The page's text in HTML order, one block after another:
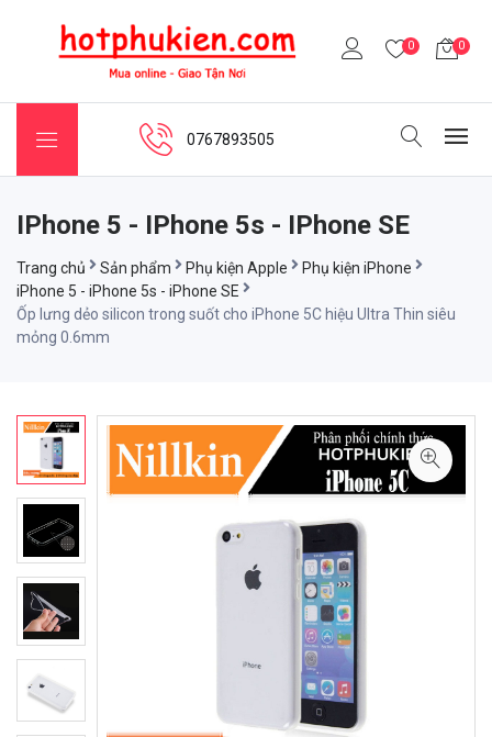
0 0
0767893505
IPhone 5 - IPhone 5s - IPhone SE
Trang chủ Sản phẩm Phụ kiện Apple
Phụ kiện iPhone
iPhone 5 - iPhone 5s - iPhone SE
Ốp lưng dẻo silicon trong suốt cho iPhone 5C hiệu Ultra Thin siêu
mỏng 0.6mm